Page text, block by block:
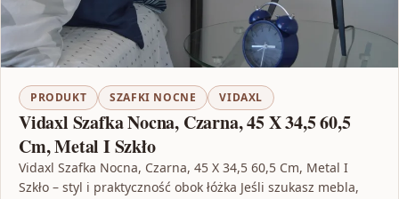
PRODUKT SZAFKI NOCNE VIDAXL
Vidaxl Szafka Nocna, Czarna, 45 X 34,5 60,5
Cm, Metal I Szkło
Vidaxl Szafka Nocna, Czarna, 45 X 34,5 60,5 Cm, Metal I
Szkło – styl i praktyczność obok łóżka Jeśli szukasz mebla,